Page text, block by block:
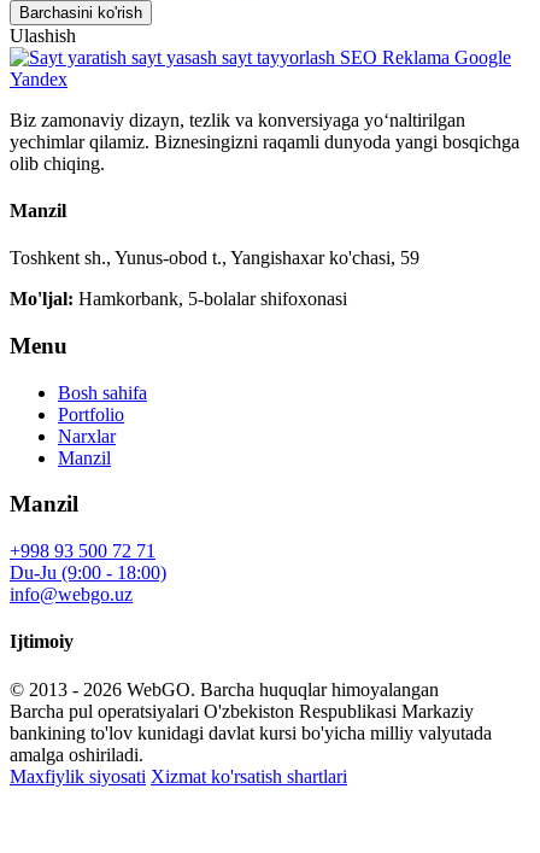
Barchasini ko'rish
Ulashish
Biz zamonaviy dizayn, tezlik va konversiyaga yo‘naltirilgan
yechimlar qilamiz. Biznesingizni raqamli dunyoda yangi bosqichga
olib chiqing.
Manzil
Toshkent sh., Yunus-obod t., Yangishaxar ko'chasi, 59
Mo'ljal: Hamkorbank, 5-bolalar shifoxonasi
Menu
Bosh sahifa
Portfolio
Narxlar
Manzil
Manzil
+998 93 500 72 71
Du-Ju (9:00 - 18:00)
info@webgo.uz
Ijtimoiy
© 2013 - 2026 WebGO. Barcha huquqlar himoyalangan
Barcha pul operatsiyalari O'zbekiston Respublikasi Markaziy
bankining to'lov kunidagi davlat kursi bo'yicha milliy valyutada
amalga oshiriladi.
Maxfiylik siyosati Xizmat ko'rsatish shartlari